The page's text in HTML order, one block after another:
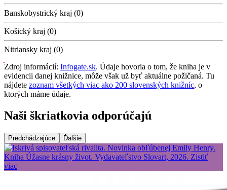
Banskobystrický kraj (0)
Košický kraj (0)
Nitriansky kraj (0)
Zdroj informácií: Infogate.sk. Údaje hovoria o tom, že kniha je v
evidencii danej knižnice, môže však už byť aktuálne požičaná. Tu
nájdete zoznam všetkých viac ako 200 slovenských knižníc, o
ktorých máme údaje.
Naši škriatkovia odporúčajú
Predchádzajúce Ďalšie